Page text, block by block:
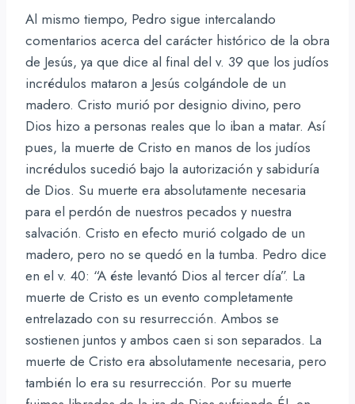
Al mismo tiempo, Pedro sigue intercalando
comentarios acerca del carácter histórico de la obra
de Jesús, ya que dice al final del v. 39 que los judíos
incrédulos mataron a Jesús colgándole de un
madero. Cristo murió por designio divino, pero
Dios hizo a personas reales que lo iban a matar. Así
pues, la muerte de Cristo en manos de los judíos
incrédulos sucedió bajo la autorización y sabiduría
de Dios. Su muerte era absolutamente necesaria
para el perdón de nuestros pecados y nuestra
salvación. Cristo en efecto murió colgado de un
madero, pero no se quedó en la tumba. Pedro dice
en el v. 40: “A éste levantó Dios al tercer día”. La
muerte de Cristo es un evento completamente
entrelazado con su resurrección. Ambos se
sostienen juntos y ambos caen si son separados. La
muerte de Cristo era absolutamente necesaria, pero
también lo era su resurrección. Por su muerte